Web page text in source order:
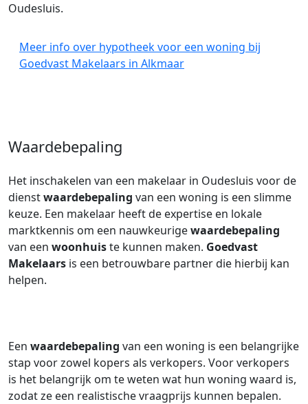
Oudesluis.
Meer info over hypotheek voor een woning bij
Goedvast Makelaars in Alkmaar
Waardebepaling
Het inschakelen van een makelaar in Oudesluis voor de
dienstwaardebepaling van een woning is een slimme
keuze. Een makelaar heeft de expertise en lokale
marktkennis om een nauwkeurigewaardebepaling
van een woonhuiste kunnen maken. Goedvast
Makelaars is een betrouwbare partner die hierbij kan
helpen.
Een waardebepaling van een woning is een belangrijke
stap voor zowel kopers als verkopers. Voor verkopers
is het belangrijk om te weten wat hun woning waard is,
zodat ze een realistische vraagprijs kunnen bepalen.